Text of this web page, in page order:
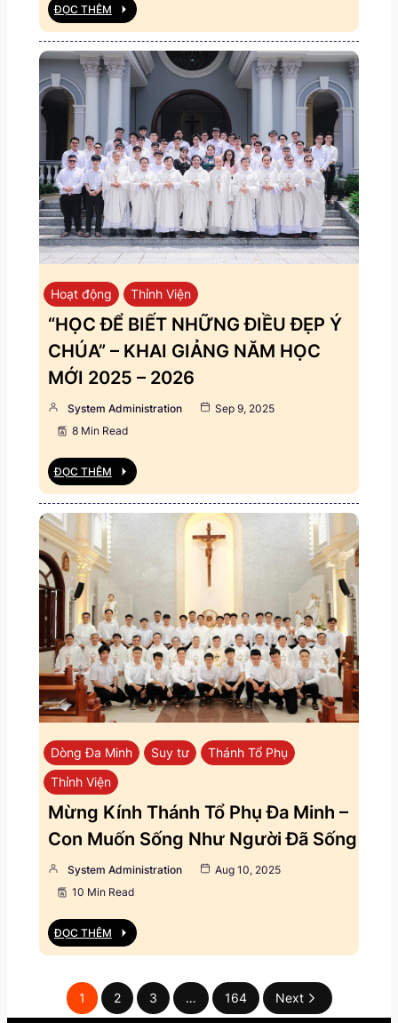
ĐỌC THÊM
Hoạt động Thỉnh Viện
“HỌC ĐỂ BIẾT NHỮNG ĐIỀU ĐẸP Ý
CHÚA” – KHAI GIẢNG NĂM HỌC
MỚI 2025 – 2026
System Administration
Sep 9, 2025
8 Min Read
ĐỌC THÊM
Dòng Đa Minh Suy tư
Thánh Tổ Phụ
Thỉnh Viện
Mừng Kính Thánh Tổ Phụ Đa Minh –
Con Muốn Sống Như Người Đã Sống
System Administration
Aug 10, 2025
10 Min Read
ĐỌC THÊM
1 2 3 … 164 Next